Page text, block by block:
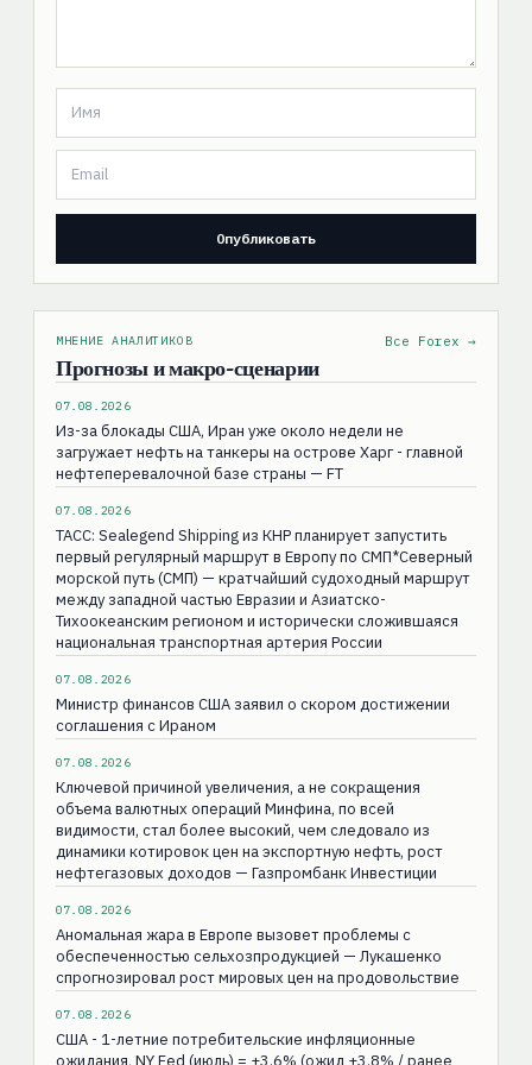
МНЕНИЕ АНАЛИТИКОВ
Прогнозы и макро-сценарии
Все Forex →
07.08.2026
Из-за блокады США, Иран уже около недели не
загружает нефть на танкеры на острове Харг - главной
нефтеперевалочной базе страны — FT
07.08.2026
ТАСС: Sealegend Shipping из КНР планирует запустить
первый регулярный маршрут в Европу по СМП*Северный
морской путь (СМП) — кратчайший судоходный маршрут
между западной частью Евразии и Азиатско-
Тихоокеанским регионом и исторически сложившаяся
национальная транспортная артерия России
07.08.2026
Министр финансов США заявил о скором достижении
соглашения с Ираном
07.08.2026
Ключевой причиной увеличения, а не сокращения
объема валютных операций Минфина, по всей
видимости, стал более высокий, чем следовало из
динамики котировок цен на экспортную нефть, рост
нефтегазовых доходов — Газпромбанк Инвестиции
07.08.2026
Аномальная жара в Европе вызовет проблемы с
обеспеченностью сельхозпродукцией — Лукашенко
спрогнозировал рост мировых цен на продовольствие
07.08.2026
США - 1-летние потребительские инфляционные
ожидания, NY Fed (июль) = +3.6% (ожид +3.8% / ранее